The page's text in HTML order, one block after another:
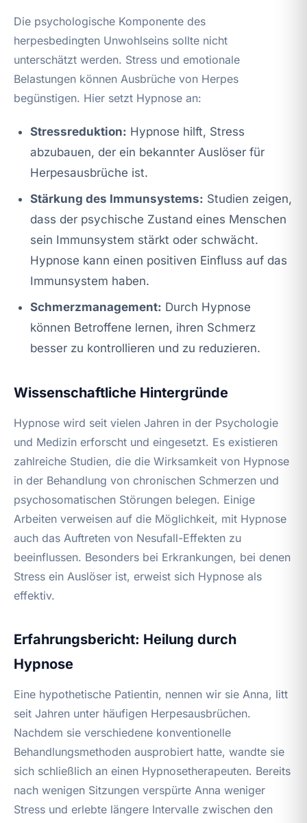
Die psychologische Komponente des
herpesbedingten Unwohlseins sollte nicht
unterschätzt werden. Stress und emotionale
Belastungen können Ausbrüche von Herpes
begünstigen. Hier setzt Hypnose an:
Stressreduktion: Hypnose hilft, Stress
abzubauen, der ein bekannter Auslöser für
Herpesausbrüche ist.
Stärkung des Immunsystems: Studien zeigen,
dass der psychische Zustand eines Menschen
sein Immunsystem stärkt oder schwächt.
Hypnose kann einen positiven Einfluss auf das
Immunsystem haben.
Schmerzmanagement: Durch Hypnose
können Betroffene lernen, ihren Schmerz
besser zu kontrollieren und zu reduzieren.
Wissenschaftliche Hintergründe
Hypnose wird seit vielen Jahren in der Psychologie
und Medizin erforscht und eingesetzt. Es existieren
zahlreiche Studien, die die Wirksamkeit von Hypnose
in der Behandlung von chronischen Schmerzen und
psychosomatischen Störungen belegen. Einige
Arbeiten verweisen auf die Möglichkeit, mit Hypnose
auch das Auftreten von Nesufall-Effekten zu
beeinflussen. Besonders bei Erkrankungen, bei denen
Stress ein Auslöser ist, erweist sich Hypnose als
effektiv.
Erfahrungsbericht: Heilung durch
Hypnose
Eine hypothetische Patientin, nennen wir sie Anna, litt
seit Jahren unter häufigen Herpesausbrüchen.
Nachdem sie verschiedene konventionelle
Behandlungsmethoden ausprobiert hatte, wandte sie
sich schließlich an einen Hypnosetherapeuten. Bereits
nach wenigen Sitzungen verspürte Anna weniger
Stress und erlebte längere Intervalle zwischen den